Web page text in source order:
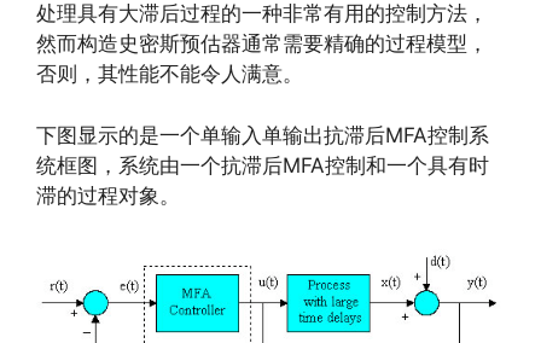
处理具有大滞后过程的一种非常有用的控制方法，
然而构造史密斯预估器通常需要精确的过程模型，
否则，其性能不能令人满意。
下图显示的是一个单输入单输出抗滞后MFA控制系
统框图，系统由一个抗滞后MFA控制和一个具有时
滞的过程对象。